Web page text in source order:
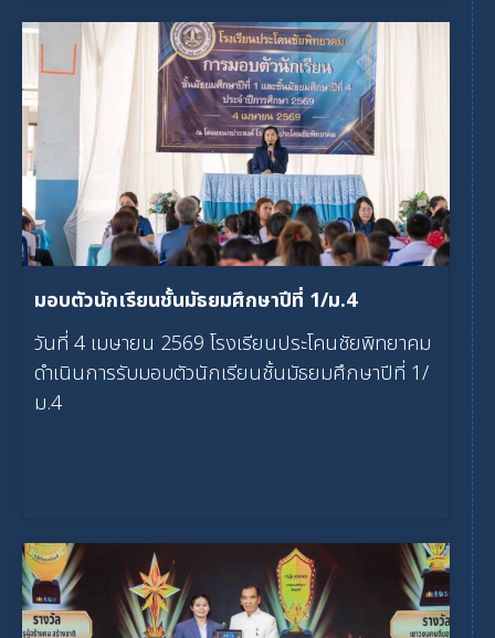
มอบตัวนักเรียนชั้นมัธยมศึกษาปีที่ 1/ม.4
วันที่ 4 เมษายน 2569 โรงเรียนประโคนชัยพิทยาคม
ดำเนินการรับมอบตัวนักเรียนชั้นมัธยมศึกษาปีที่ 1/
ม.4